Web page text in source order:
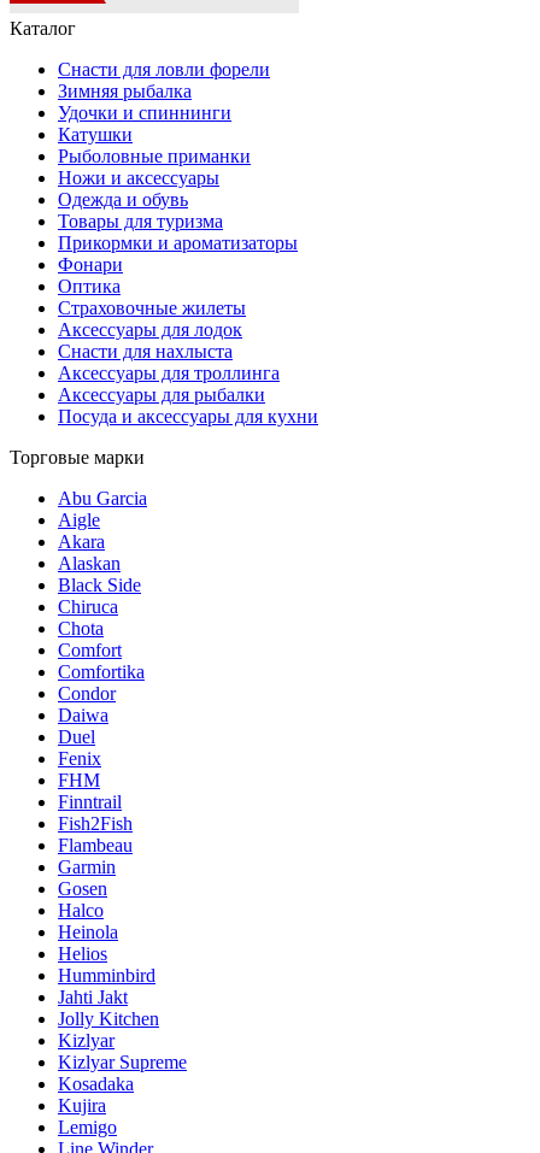
Каталог
Снасти для ловли форели
Зимняя рыбалка
Удочки и спиннинги
Катушки
Рыболовные приманки
Ножи и аксессуары
Одежда и обувь
Товары для туризма
Прикормки и ароматизаторы
Фонари
Оптика
Страховочные жилеты
Аксессуары для лодок
Снасти для нахлыста
Аксессуары для троллинга
Аксессуары для рыбалки
Посуда и аксессуары для кухни
Торговые марки
Abu Garcia
Aigle
Akara
Alaskan
Black Side
Chiruca
Chota
Comfort
Comfortika
Condor
Daiwa
Duel
Fenix
FHM
Finntrail
Fish2Fish
Flambeau
Garmin
Gosen
Halco
Heinola
Helios
Humminbird
Jahti Jakt
Jolly Kitchen
Kizlyar
Kizlyar Supreme
Kosadaka
Kujira
Lemigo
Line Winder